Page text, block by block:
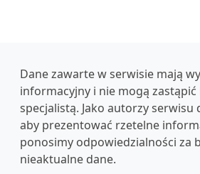
Dane zawarte w serwisie mają
informacyjny i nie mogą
specjalistą. Jako autorzy serwisu
aby prezentować rzetelne
ponosimy odpowiedzialności za
nieaktualne dane.